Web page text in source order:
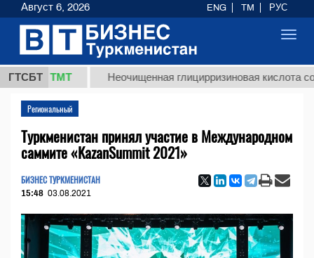
ГТСБТ
ТМТ Неочищенная глицирризиновая кислота
Региональный
Туркменистан принял участие в Международном
саммите «KazanSummit 2021»
БИЗНЕС ТУРКМЕНИСТАН
15:48 03.08.2021
Август 6, 2026 ENG TM РУС